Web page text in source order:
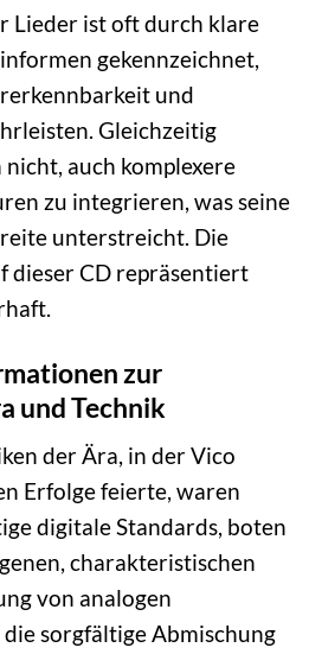
Lieder ist oft durch klare
gekennzeichnet,
und
Gleichzeitig
auch komplexere
zu integrieren, was seine
unterstreicht. Die
dieser CD repräsentiert
zur
und Technik
der Ära, in der Vico
Erfolge feierte, waren
digitale Standards, boten
charakteristischen
von analogen
sorgfältige Abmischung